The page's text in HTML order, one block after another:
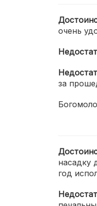
очень
за
насадку
год